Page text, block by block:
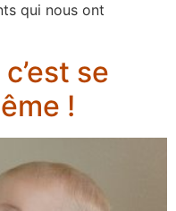
qui nous ont
se
!